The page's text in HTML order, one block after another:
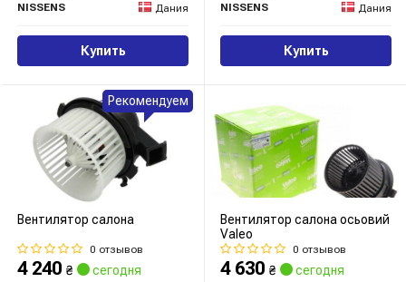
NISSENS
Дания
Купить
NISSENS
Дания
Купить
Вентилятор салона
0 отзывов
4 240 ₴ сегодня
Рекомендуем
Вентилятор салона осьовий
Valeo
0 отзывов
4 630 ₴ сегодня